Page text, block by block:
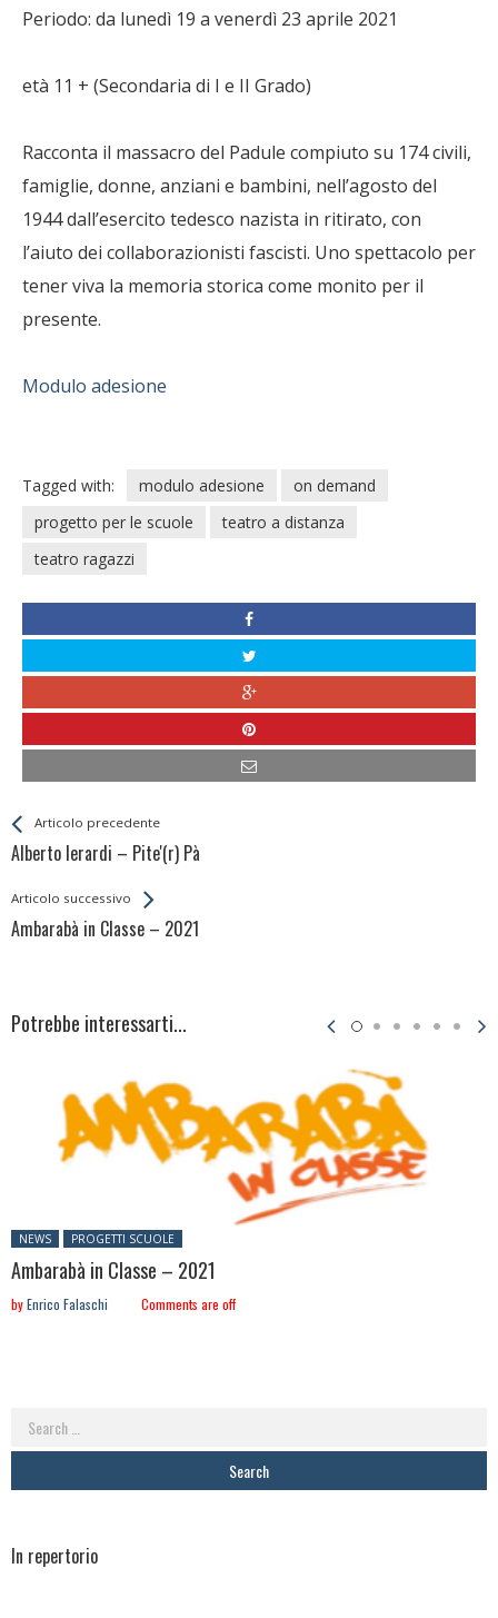
Periodo: da lunedì 19 a venerdì 23 aprile 2021
età 11 + (Secondaria di I e II Grado)
Racconta il massacro del Padule compiuto su 174 civili,
famiglie, donne, anziani e bambini, nell’agosto del
1944 dall’esercito tedesco nazista in ritirato, con
l’aiuto dei collaborazionisti fascisti. Uno spettacolo per
tener viva la memoria storica come monito per il
presente.
Modulo adesione
Tagged with: modulo adesione
on demand
progetto per le scuole
teatro a distanza
teatro ragazzi
LeggiArticolo precedente
Alberto Ierardi – Pite'(r) Pà
Back
All
Articolo successivo
Ambarabà in Classe – 2021
Potrebbe interessarti...
Posted in:
NEWS PROGETTI SCUOLE
Ambarabà in Classe – 2021
byEnrico Falaschi Comments are off
Search
for:
In repertorio